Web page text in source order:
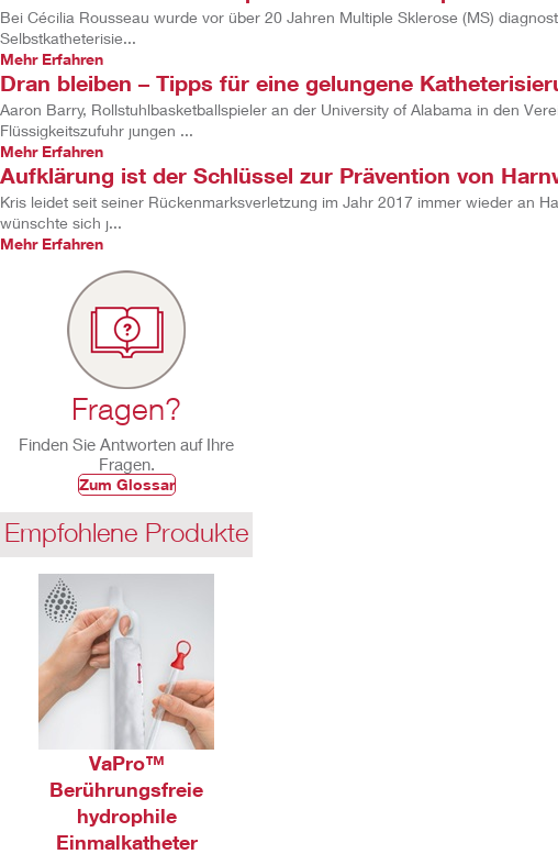
Bei Cécilia Rousseau wurde vor über 20 Jahren Multiple Sklerose (MS)
Selbstkatheterisie...
Mehr Erfahren
Dran bleiben – Tipps für eine gelungene
Aaron Barry, Rollstuhlbasketballspieler an der University of Alabama in den
Flüssigkeitszufuhr jungen ...
Mehr Erfahren
Aufklärung ist der Schlüssel zur Prävention von
Kris leidet seit seiner Rückenmarksverletzung im Jahr 2017 immer wieder an
wünschte sich j...
Mehr Erfahren
Fragen?
Finden Sie Antworten auf Ihre
Fragen.
Zum Glossar
Empfohlene Produkte
VaPro™
Berührungsfreie
hydrophile
Einmalkatheter